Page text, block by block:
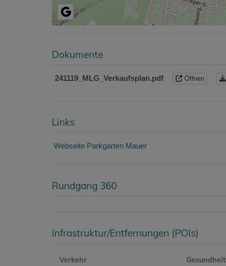
Dokumente
241119_MLG_Verkaufsplan.pdf Öffnen
Links
Webseite Parkgarten Mauer
Rundgang 360
Infrastruktur/Entfernungen (POIs)
Verkehr Gesundheit